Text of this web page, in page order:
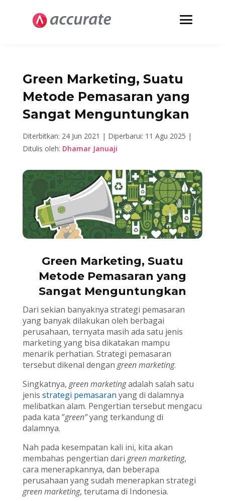
Green Marketing, Suatu
Metode Pemasaran yang
Sangat Menguntungkan
Diterbitkan: 24 Jun 2021 | Diperbarui: 11 Agu 2025 |
Ditulis oleh: Dhamar Januaji
Green Marketing, Suatu
Metode Pemasaran yang
Sangat Menguntungkan
Dari sekian banyaknya strategi pemasaran
yang banyak dilakukan oleh berbagai
perusahaan, ternyata masih ada satu jenis
marketing yang bisa dikatakan mampu
menarik perhatian. Strategi pemasaran
tersebut dikenal dengan green marketing.
Singkatnya, green marketingadalah salah satu
jenis strategi pemasaran yang di dalamnya
melibatkan alam. Pengertian tersebut mengacu
pada kata ”green”yang terkandung di
dalamnya.
Nah pada kesempatan kali ini, kita akan
membahas pengertian dari green marketing,
cara menerapkannya, dan beberapa
perusahaan yang sudah menerapkan strategi
green marketing, terutama di Indonesia.